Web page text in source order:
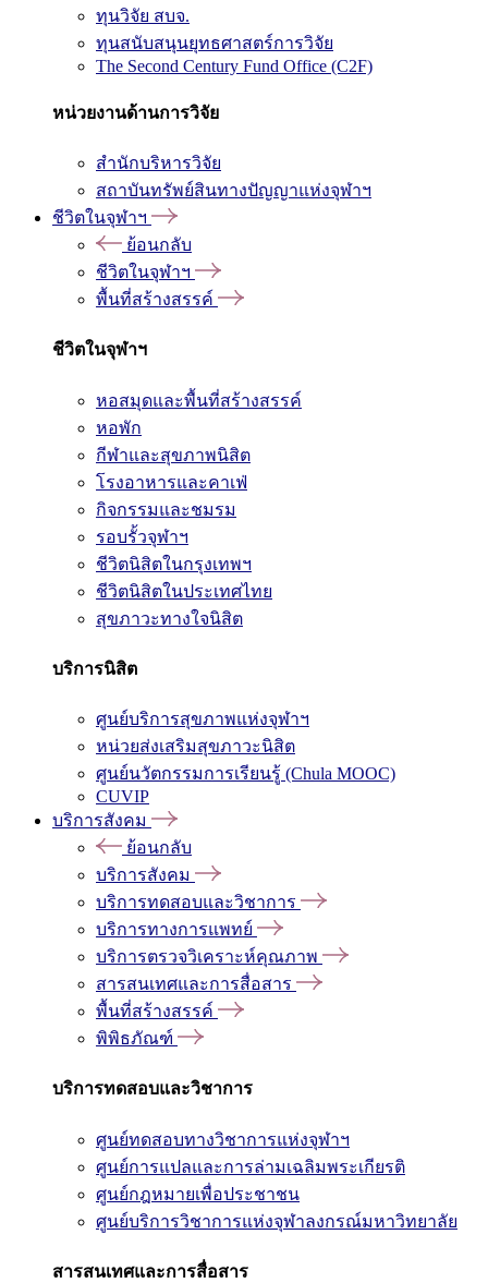
ทุนวิจัย สบจ.
ทุนสนับสนุนยุทธศาสตร์การวิจัย
The Second Century Fund Office (C2F)
หน่วยงานด้านการวิจัย
สำนักบริหารวิจัย
สถาบันทรัพย์สินทางปัญญาแห่งจุฬาฯ
ชีวิตในจุฬาฯ
ย้อนกลับ
ชีวิตในจุฬาฯ
พื้นที่สร้างสรรค์
ชีวิตในจุฬาฯ
หอสมุดและพื้นที่สร้างสรรค์
หอพัก
กีฬาและสุขภาพนิสิต
โรงอาหารและคาเฟ่
กิจกรรมและชมรม
รอบรั้วจุฬาฯ
ชีวิตนิสิตในกรุงเทพฯ
ชีวิตนิสิตในประเทศไทย
สุขภาวะทางใจนิสิต
บริการนิสิต
ศูนย์บริการสุขภาพแห่งจุฬาฯ
หน่วยส่งเสริมสุขภาวะนิสิต
ศูนย์นวัตกรรมการเรียนรู้ (Chula MOOC)
CUVIP
บริการสังคม
ย้อนกลับ
บริการสังคม
บริการทดสอบและวิชาการ
บริการทางการแพทย์
บริการตรวจวิเคราะห์คุณภาพ
สารสนเทศและการสื่อสาร
พื้นที่สร้างสรรค์
พิพิธภัณฑ์
บริการทดสอบและวิชาการ
ศูนย์ทดสอบทางวิชาการแห่งจุฬาฯ
ศูนย์การแปลและการล่ามเฉลิมพระเกียรติ
ศูนย์กฎหมายเพื่อประชาชน
ศูนย์บริการวิชาการแห่งจุฬาลงกรณ์มหาวิทยาลัย
สารสนเทศและการสื่อสาร